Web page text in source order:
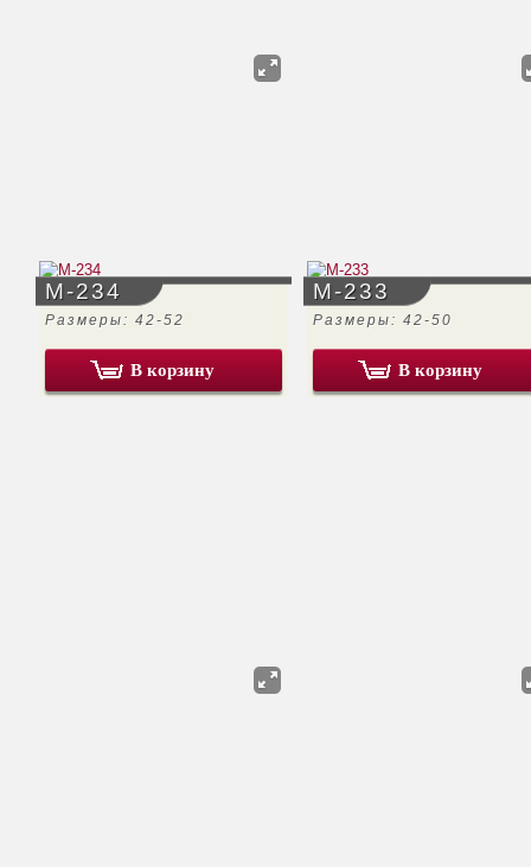
М-234
Размеры: 42-52
В корзину
М-233
Размеры: 42-50
В корзину